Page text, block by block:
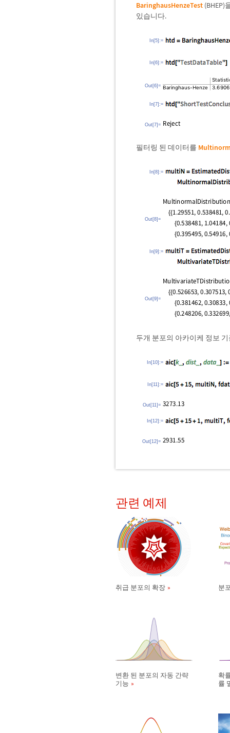
BaringhausHenzeTest
있습니다.
In[5]:=
In[6]:=
Out[6]=
In[7]:=
Out[7]=
필터링 된 데이터를
In[8]:=
Out[8]=
In[9]:=
Out[9]=
두개 분포의 아카이케 정보
In[10]:=
In[11]:=
Out[11]=
In[12]:=
Out[12]=
관련 예제
취급 분포의 확장 분
변환 된 분포의 자동 간략
기능
확
률